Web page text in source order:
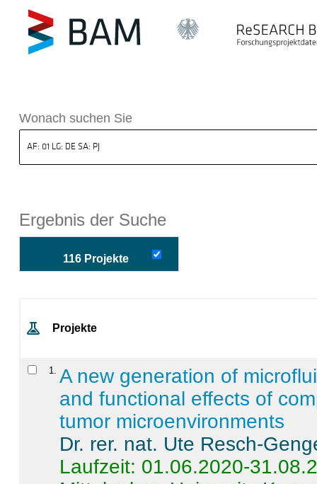
BAM
Wonach suchen Sie
Ergebnis der Suche
116 Projekte
Projekte
1
A new generation of
and functional effects of
tumor microenvironments
Dr. rer. nat. Ute Resch-
Laufzeit: 01.06.2020-